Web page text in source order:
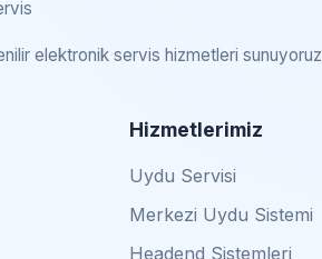
elektronik servis hizmetleri
Hizmetlerimiz
Uydu Servisi
Merkezi Uydu Sistemi
Headend Sistemleri